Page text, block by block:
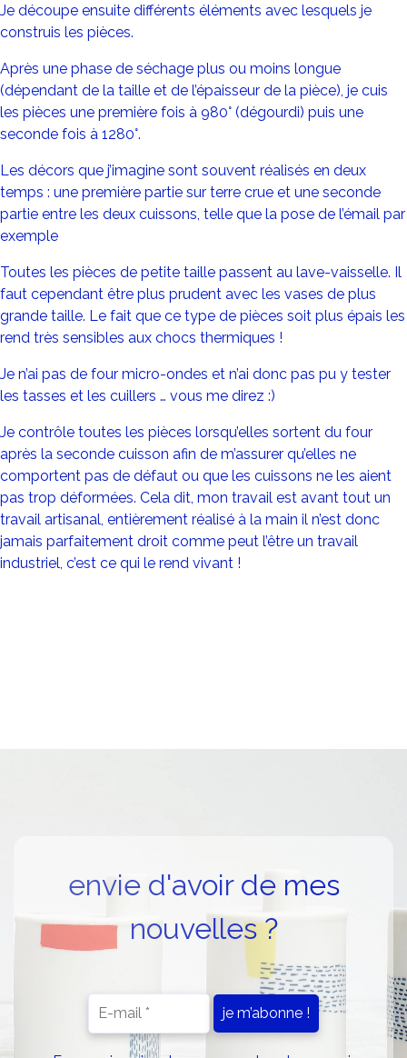
Je découpe ensuite différents éléments avec lesquels je
construis les pièces.
Après une phase de séchage plus ou moins longue
(dépendant de la taille et de l’épaisseur de la pièce), je cuis
les pièces une première fois à 980° (dégourdi) puis une
seconde fois à 1280°.
Les décors que j’imagine sont souvent réalisés en deux
temps : une première partie sur terre crue et une seconde
partie entre les deux cuissons, telle que la pose de l’émail par
exemple
Toutes les pièces de petite taille passent au lave-vaisselle. Il
faut cependant être plus prudent avec les vases de plus
grande taille. Le fait que ce type de pièces soit plus épais les
rend très sensibles aux chocs thermiques !
Je n’ai pas de four micro-ondes et n’ai donc pas pu y tester
les tasses et les cuillers … vous me direz :)
Je contrôle toutes les pièces lorsqu’elles sortent du four
après la seconde cuisson afin de m’assurer qu’elles ne
comportent pas de défaut ou que les cuissons ne les aient
pas trop déformées. Cela dit, mon travail est avant tout un
travail artisanal, entièrement réalisé à la main il n’est donc
jamais parfaitement droit comme peut l’être un travail
industriel, c’est ce qui le rend vivant !
envie d'avoir de mes
nouvelles ?